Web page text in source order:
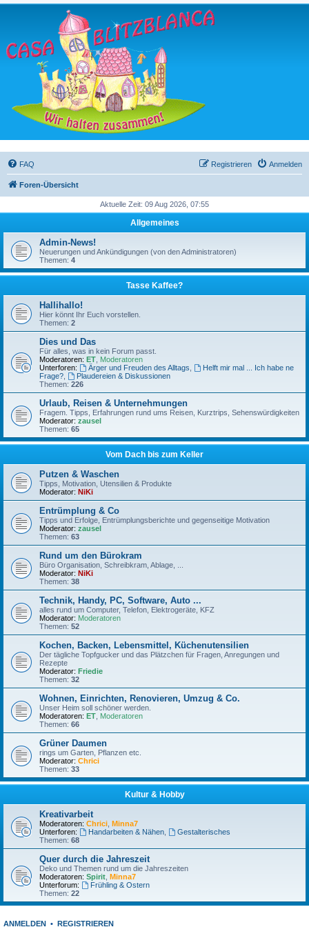
FAQ Anmelden
Registrieren
Foren-Übersicht
Aktuelle Zeit: 09 Aug 2026, 07:55
Allgemeines
Admin-News!
Neuerungen und Ankündigungen (von den Administratoren)
Themen: 4
Tasse Kaffee?
Hallihallo!
Hier könnt Ihr Euch vorstellen.
Themen: 2
Dies und Das
Für alles, was in kein Forum passt.
Moderatoren: ET Moderatoren
Unterforen:
Ärger und Freuden des Alltags
Helft mir mal ... Ich habe ne
Frage?
Plaudereien & Diskussionen
Themen: 226
Urlaub, Reisen & Unternehmungen
Fragem. Tipps, Erfahrungen rund ums Reisen, Kurztrips, Sehenswürdigkeiten
Moderator: zausel
Themen: 65
Vom Dach bis zum Keller
Putzen & Waschen
Tipps, Motivation, Utensilien & Produkte
Moderator: NiKi
Entrümplung & Co
Tipps und Erfolge, Entrümplungsberichte und gegenseitige Motivation
Moderator: zausel
Themen: 63
Rund um den Bürokram
Büro Organisation, Schreibkram, Ablage, ...
Moderator: NiKi
Themen: 38
Technik, Handy, PC, Software, Auto ...
alles rund um Computer, Telefon, Elektrogeräte, KFZ
Moderator: Moderatoren
Themen: 52
Kochen, Backen, Lebensmittel, Küchenutensilien
Der tägliche Topfgucker und das Plätzchen für Fragen, Anregungen und
Rezepte
Moderator: Friedie
Themen: 32
Wohnen, Einrichten, Renovieren, Umzug & Co.
Unser Heim soll schöner werden.
Moderatoren: ET Moderatoren
Themen: 66
Grüner Daumen
rings um Garten, Pflanzen etc.
Moderator: Chrici
Themen: 33
Kultur & Hobby
Kreativarbeit
Moderatoren: Chrici Minna7
Unterforen:
Handarbeiten & Nähen,
Gestalterisches
Themen: 68
Quer durch die Jahreszeit
Deko und Themen rund um die Jahreszeiten
Moderatoren: Spirit Minna7
Unterforum:
Frühling & Ostern
Themen: 22
ANMELDEN • REGISTRIEREN